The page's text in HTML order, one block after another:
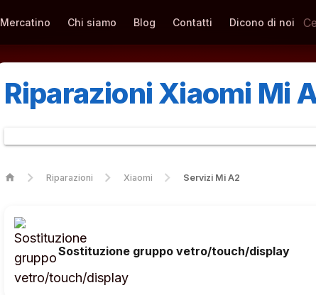
Mercatino Chi siamo Blog Contatti Dicono di noi
Riparazioni Xiaomi Mi
home Riparazioni Xiaomi Servizi Mi A2
Sostituzione gruppo vetro/touch/display